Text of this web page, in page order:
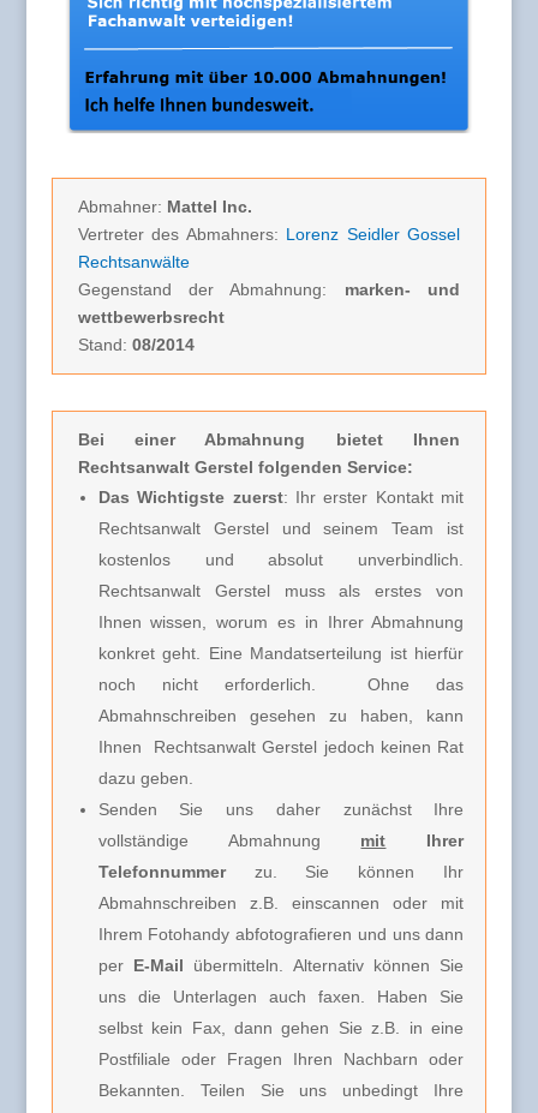
Abmahner: Mattel Inc.
Vertreter des Abmahners: Lorenz Seidler Gossel
Rechtsanwälte
Gegenstand der Abmahnung: marken- und
wettbewerbsrecht
Stand: 08/2014
Bei einer Abmahnung bietet Ihnen
Rechtsanwalt Gerstel folgenden Service:
Das Wichtigste zuerst: Ihr erster Kontakt mit
Rechtsanwalt Gerstel und seinem Team ist
kostenlos und absolut unverbindlich.
Rechtsanwalt Gerstel mussals erstes von
Ihnen wissen, worum es in Ihrer Abmahnung
konkret geht. Eine Mandatserteilung ist hierfür
noch nicht erforderlich.
Ohne das
Abmahnschreiben gesehen zu haben, kann
Ihnen Rechtsanwalt Gerstel jedoch keinen Rat
dazu geben.
Senden Sie uns daher zunächst Ihre
vollständige Abmahnung mit Ihrer
Telefonnummerzu. Sie können Ihr
Abmahnschreiben z.B. einscannen oder mit
Ihrem Fotohandy abfotografieren und uns dann
per E-Mail übermitteln. Alternativ können Sie
uns die Unterlagen auch faxen. Haben Sie
selbst kein Fax, dann gehen Sie z.B. in eine
Postfiliale oder Fragen Ihren Nachbarn oder
Bekannten. Teilen Sie uns unbedingt Ihre